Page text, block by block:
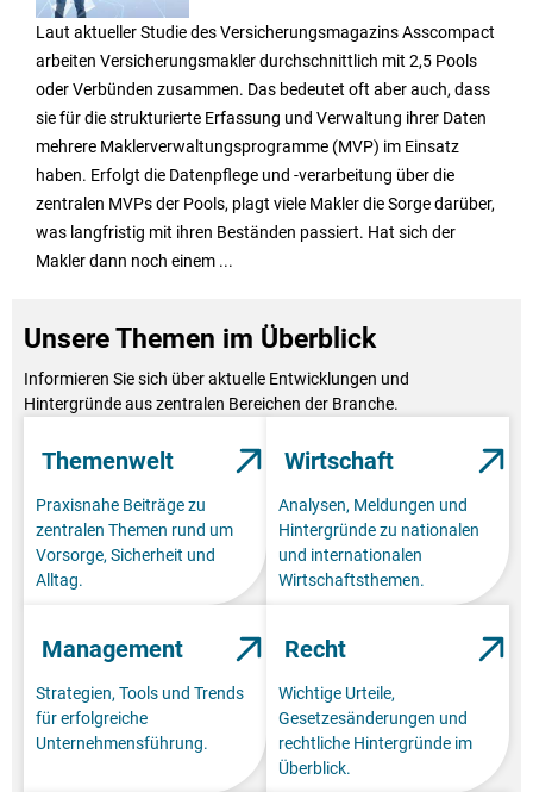
Laut aktueller Studie des Versicherungsmagazins Asscompact
arbeiten Versicherungsmakler durchschnittlich mit 2,5 Pools
oder Verbünden zusammen. Das bedeutet oft aber auch, dass
sie für die strukturierte Erfassung und Verwaltung ihrer Daten
mehrere Maklerverwaltungsprogramme (MVP) im Einsatz
haben. Erfolgt die Datenpflege und -verarbeitung über die
zentralen MVPs der Pools, plagt viele Makler die Sorge darüber,
was langfristig mit ihren Beständen passiert. Hat sich der
Makler dann noch einem ...
Unsere Themen im Überblick
Informieren Sie sich über aktuelle Entwicklungen und
Hintergründe aus zentralen Bereichen der Branche.
Themenwelt
Praxisnahe Beiträge zu
zentralen Themen rund um
Vorsorge, Sicherheit und
Alltag.
Wirtschaft
Analysen, Meldungen und
Hintergründe zu nationalen
und internationalen
Wirtschaftsthemen.
Management
Strategien, Tools und Trends
für erfolgreiche
Unternehmensführung.
Recht
Wichtige Urteile,
Gesetzesänderungen und
rechtliche Hintergründe im
Überblick.